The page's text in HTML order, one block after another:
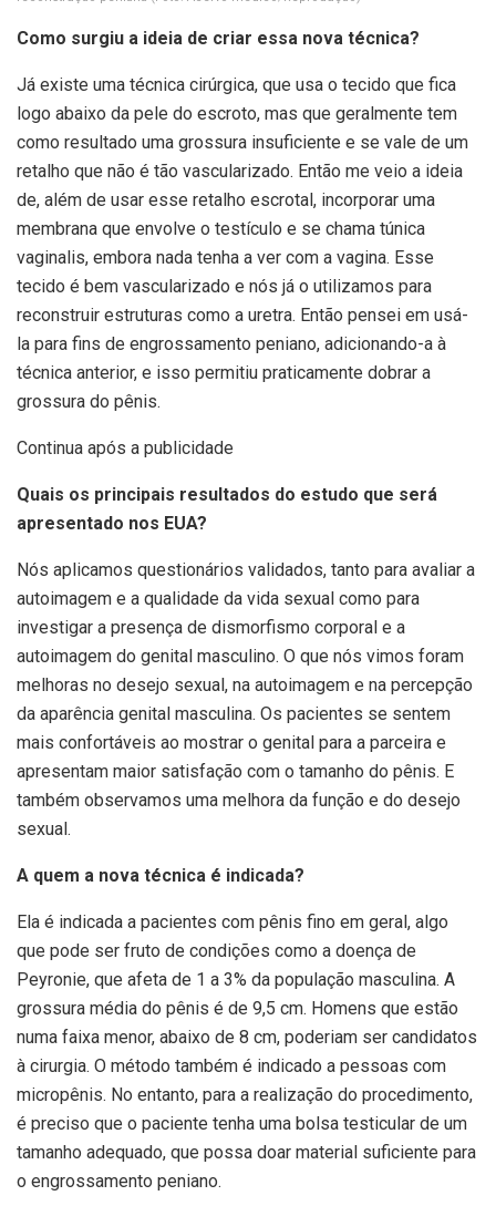
Como surgiu a ideia de criar essa nova técnica?
Já existe uma técnica cirúrgica, que usa o tecido que fica
logo abaixo da pele do escroto, mas que geralmente tem
como resultado uma grossura insuficiente e se vale de um
retalho que não é tão vascularizado. Então me veio a ideia
de, além de usar esse retalho escrotal, incorporar uma
membrana que envolve o testículo e se chama túnica
vaginalis, embora nada tenha a ver com a vagina. Esse
tecido é bem vascularizado e nós já o utilizamos para
reconstruir estruturas como a uretra. Então pensei em usá-
la para fins de engrossamento peniano, adicionando-a à
técnica anterior, e isso permitiu praticamente dobrar a
grossura do pênis.
Continua após a publicidade
Quais os principais resultados do estudo que será
apresentado nos EUA?
Nós aplicamos questionários validados, tanto para avaliar a
autoimagem e a qualidade da vida sexual como para
investigar a presença de dismorfismo corporal e a
autoimagem do genital masculino. O que nós vimos foram
melhoras no desejo sexual, na autoimagem e na percepção
da aparência genital masculina. Os pacientes se sentem
mais confortáveis ao mostrar o genital para a parceira e
apresentam maior satisfação com o tamanho do pênis. E
também observamos uma melhora da função e do desejo
sexual.
A quem a nova técnica é indicada?
Ela é indicada a pacientes com pênis fino em geral, algo
que pode ser fruto de condições como a doença de
Peyronie, que afeta de 1 a 3% da população masculina. A
grossura média do pênis é de 9,5 cm. Homens que estão
numa faixa menor, abaixo de 8 cm, poderiam ser candidatos
à cirurgia. O método também é indicado a pessoas com
micropênis. No entanto, para a realização do procedimento,
é preciso que o paciente tenha uma bolsa testicular de um
tamanho adequado, que possa doar material suficiente para
o engrossamento peniano.